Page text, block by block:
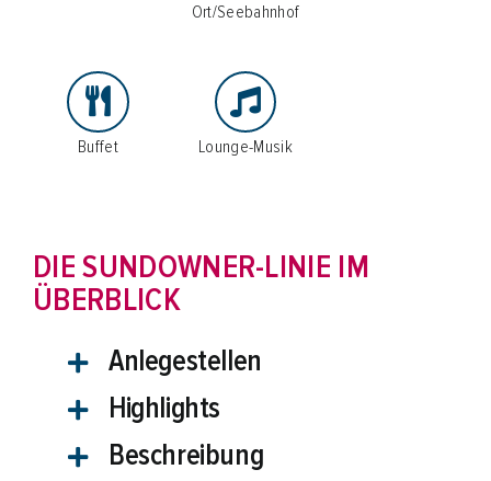
Ort/Seebahnhof
Buffet Lounge-Musik
DIE SUNDOWNER-LINIE IM
ÜBERBLICK
Anlegestellen
Highlights
Beschreibung
Events an Bord
Gruppenangebote
Schnellkontakt
E-Mail:
info@biggesee.de
Anleger, Parken & Barrierefreiheit